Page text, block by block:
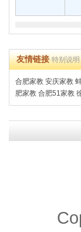
友情链接特别说
合肥家教 安庆家教
肥家教 合肥51家教